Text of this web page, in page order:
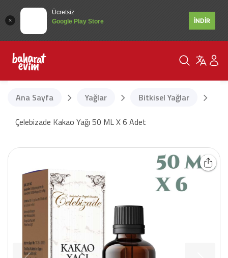
Ücretsiz
Google Play Store
İNDİR
Ana Sayfa Yağlar
Bitkisel Yağlar
Çelebizade Kakao Yağı 50 ML X 6 Adet